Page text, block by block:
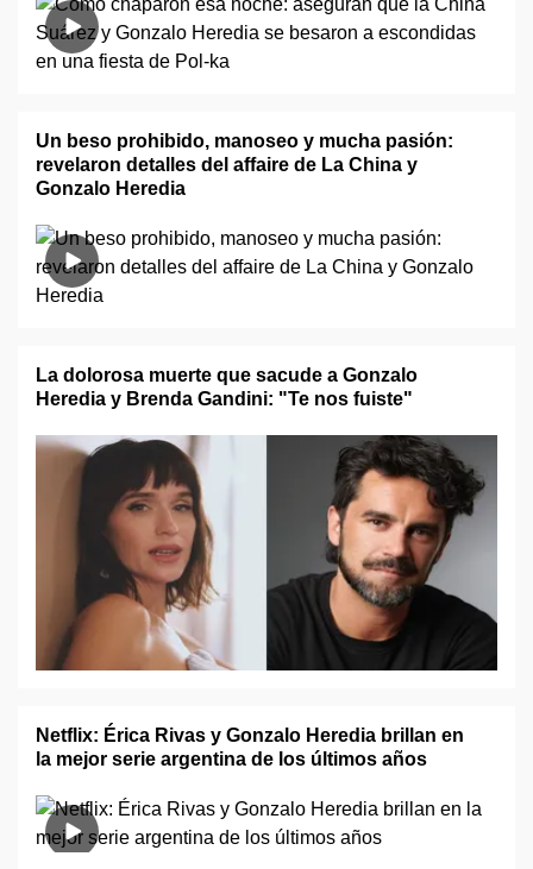
Un beso prohibido, manoseo y mucha pasión:
revelaron detalles del affaire de La China y
Gonzalo Heredia
La dolorosa muerte que sacude a Gonzalo
Heredia y Brenda Gandini: "Te nos fuiste"
Netflix: Érica Rivas y Gonzalo Heredia brillan en
la mejor serie argentina de los últimos años